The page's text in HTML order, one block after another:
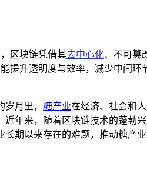
区块链凭借其去中心化、不可篡
升透明度与效率，减少中间
月里， 糖产业在经济、社会和
年来，随着区块链技术的蓬勃
期以来存在的难题，推动糖产